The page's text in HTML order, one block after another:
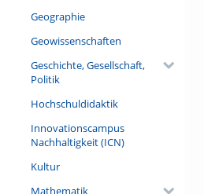
Geographie
Geowissenschaften
Geschichte, Gesellschaft,
Politik
Hochschuldidaktik
Innovationscampus
Nachhaltigkeit (ICN)
Kultur
Mathematik